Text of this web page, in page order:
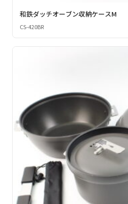
和鉄ダッチオーブン収納ケースM
CS-420BR